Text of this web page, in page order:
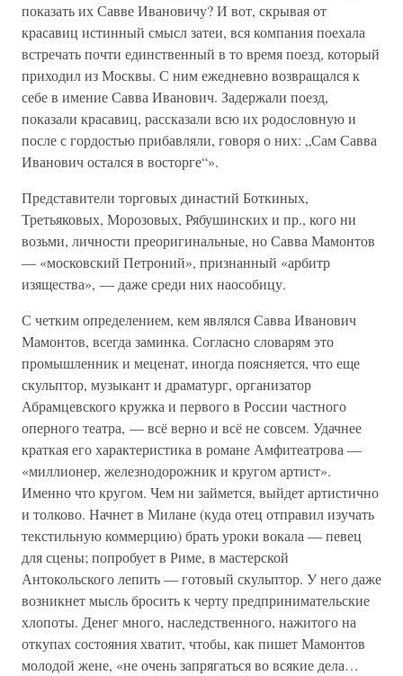
показать их Савве Ивановичу? И вот, скрывая от
красавиц истинный смысл затеи, вся компания поехала
встречать почти единственный в то время поезд, который
приходил из Москвы. С ним ежедневно возвращался к
себе в имение Савва Иванович. Задержали поезд,
показали красавиц, рассказали всю их родословную и
после с гордостью прибавляли, говоря о них: „Сам Савва
Иванович остался в восторге“».
Представители торговых династий Боткиных,
Третьяковых, Морозовых, Рябушинских и пр., кого ни
возьми, личности преоригинальные, но Савва Мамонтов
— «московский Петроний», признанный «арбитр
изящества», — даже среди них наособицу.
С четким определением, кем являлся Савва Иванович
Мамонтов, всегда заминка. Согласно словарям это
промышленник и меценат, иногда поясняется, что еще
скульптор, музыкант и драматург, организатор
Абрамцевского кружка и первого в России частного
оперного театра, — всё верно и всё не совсем. Удачнее
краткая его характеристика в романе Амфитеатрова —
«миллионер, железнодорожник и кругом артист».
Именно что кругом. Чем ни займется, выйдет артистично
и толково. Начнет в Милане (куда отец отправил изучать
текстильную коммерцию) брать уроки вокала — певец
для сцены; попробует в Риме, в мастерской
Антокольского лепить — готовый скульптор. У него даже
возникнет мысль бросить к черту предпринимательские
хлопоты. Денег много, наследственного, нажитого на
откупах состояния хватит, чтобы, как пишет Мамонтов
молодой жене, «не очень запрягаться во всякие дела…